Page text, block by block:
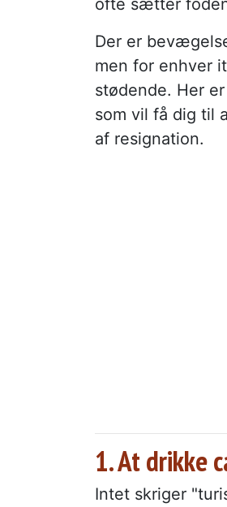
Der er
men for enhver
stødende. Her
som vil få dig til
af resignation.
1. At drikke
Intet skriger